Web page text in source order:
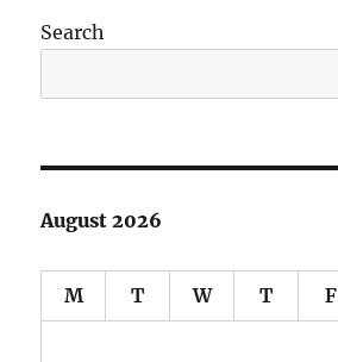
Search
August 2026
M T W T F